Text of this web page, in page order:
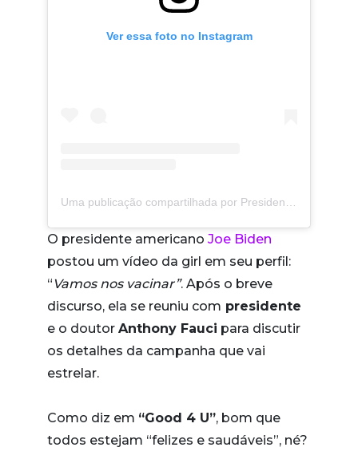
Ver essa foto no Instagram
Uma publicação compartilhada por President Joe Biden (@potus)
O presidente americano Joe Biden
postou um vídeo da girl em seu perfil:
“ Vamos nos vacinar”. Após o breve
discurso, ela se reuniu com presidente
e o doutor Anthony Fauci para discutir
os detalhes da campanha que vai
estrelar.
Como diz em “Good 4 U”, bom que
todos estejam “felizes e saudáveis”, né?